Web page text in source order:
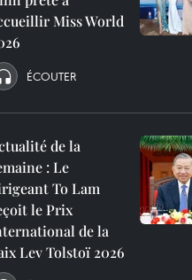
Miss World
ÉCOUTER
de la
: Le
To Lam
le Prix
de la
Lev Tolstoï 2026